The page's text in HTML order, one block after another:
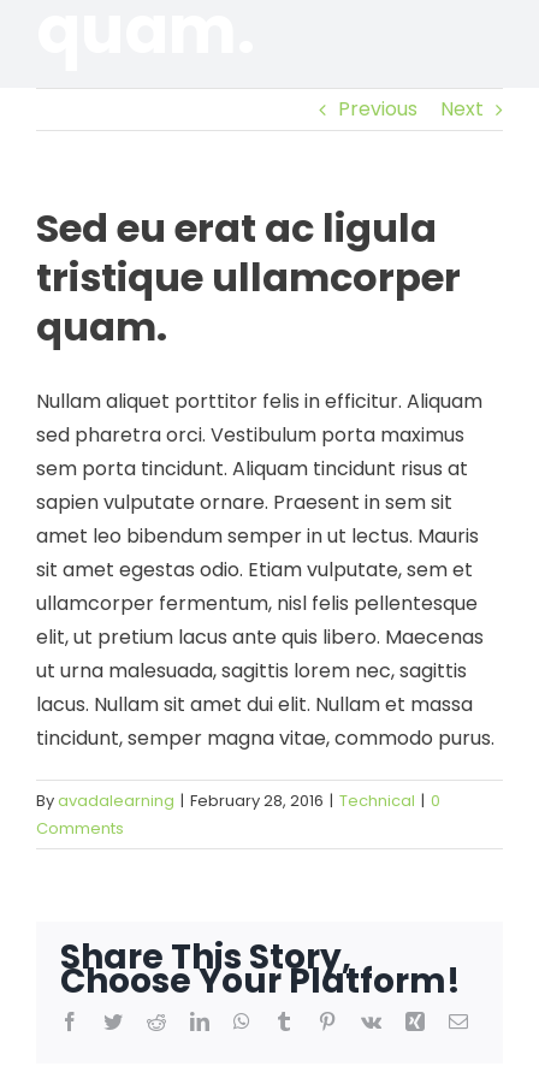
Previous Next
Sed eu erat ac ligula
tristique ullamcorper
quam.
Nullam aliquet porttitor felis in efficitur. Aliquam
sed pharetra orci. Vestibulum porta maximus
sem porta tincidunt. Aliquam tincidunt risus at
sapien vulputate ornare. Praesent in sem sit
amet leo bibendum semper in ut lectus. Mauris
sit amet egestas odio. Etiam vulputate, sem et
ullamcorper fermentum, nisl felis pellentesque
elit, ut pretium lacus ante quis libero. Maecenas
ut urna malesuada, sagittis lorem nec, sagittis
lacus. Nullam sit amet dui elit. Nullam et massa
tincidunt, semper magna vitae, commodo purus.
Byavadalearning | February 28, 2016 | Technical | 0
Comments
Share This Story,
Choose Your Platform!
Facebook
TwitterRedditLinkedInWhatsApp
Tumblr Pinterest
Vk Xing Email